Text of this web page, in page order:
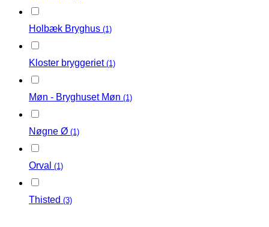
Holbæk Bryghus (1)
Kloster bryggeriet (1)
Møn - Bryghuset Møn (1)
Nøgne Ø (1)
Orval (1)
Thisted (3)